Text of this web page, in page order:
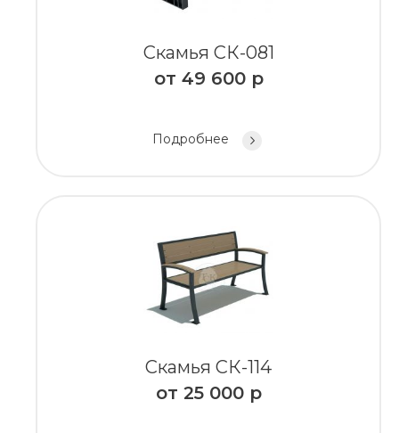
Скамья СК-081
от 49 600 р
Подробнее
Скамья СК-114
от 25 000 р